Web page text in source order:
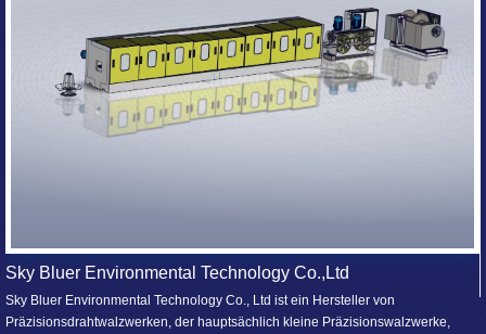
von
Sky Bluer Environmental Technology Co.,Ltd